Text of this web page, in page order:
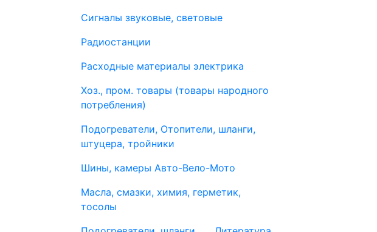
Сигналы звуковые, световые
Радиостанции
Расходные материалы электрика
Хоз., пром. товары (товары народного
потребления)
Подогреватели, Отопители, шланги,
штуцера, тройники
Шины, камеры Авто-Вело-Мото
Масла, смазки, химия, герметик,
тосолы